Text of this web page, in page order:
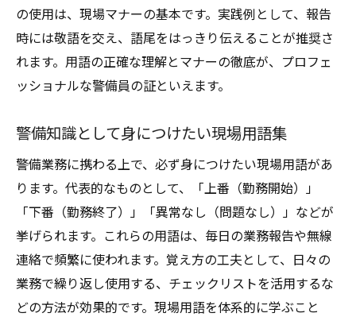
の使用は、現場マナーの基本です。実践例として、報告
時には敬語を交え、語尾をはっきり伝えることが推奨さ
れます。用語の正確な理解とマナーの徹底が、プロフェ
ッショナルな警備員の証といえます。
警備知識として身につけたい現場用語集
警備業務に携わる上で、必ず身につけたい現場用語があ
ります。代表的なものとして、「上番（勤務開始）」
「下番（勤務終了）」「異常なし（問題なし）」などが
挙げられます。これらの用語は、毎日の業務報告や無線
連絡で頻繁に使われます。覚え方の工夫として、日々の
業務で繰り返し使用する、チェックリストを活用するな
どの方法が効果的です。現場用語を体系的に学ぶこと